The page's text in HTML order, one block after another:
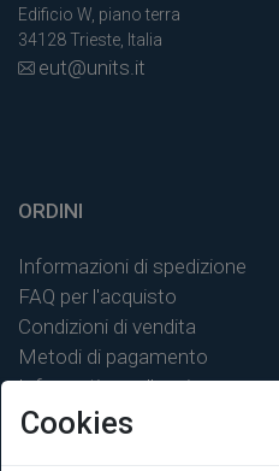
Edificio W, piano terra
34128 Trieste, Italia
eut@units.it
ORDINI
Informazioni di spedizione
FAQ per l'acquisto
Condizioni di vendita
Metodi di pagamento
Informativa sulla privacy
Cookies